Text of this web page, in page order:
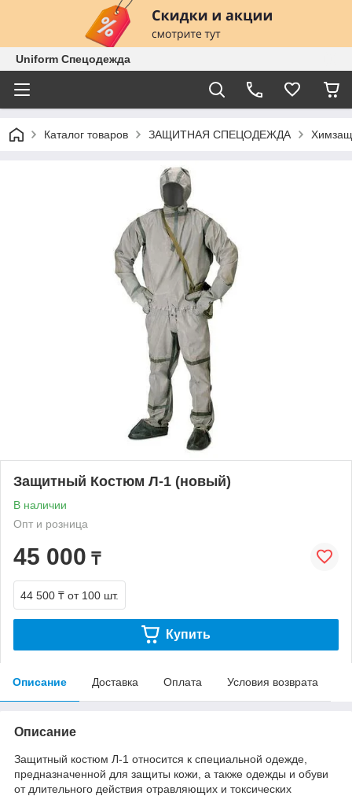
Uniform Спецодежда
Каталог товаров ЗАЩИТНАЯ СПЕЦОДЕЖДА
Защитный Костюм Л-1 (новый)
В наличии
Опт и розница
45 000 ₸
44 500 ₸ от 100 шт.
Купить
Описание Доставка Оплата Условия возврата
Описание
Защитный костюм Л-1 относится к специальной одежде,
предназначенной для защиты кожи, а также одежды и обуви
от длительного действия отравляющих и токсических